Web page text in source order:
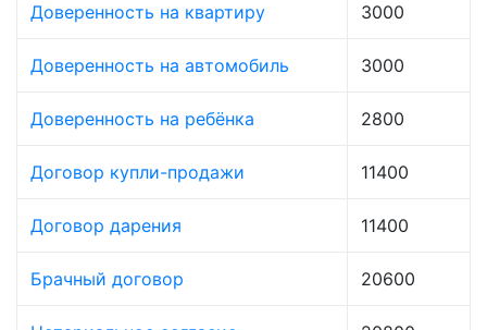
Доверенность на квартиру 3000
Доверенность на автомобиль 3000
Доверенность на ребёнка 2800
Договор купли-продажи 11400
Договор дарения 11400
Брачный договор 20600